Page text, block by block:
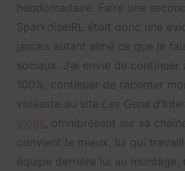
hebdomadaire. Faire une
SparkdiseIRL était donc une
jamais autant aimé ce que je
sociaux. J’ai envie de
100%, continuer de raconter
vidéaste au site Les Gens
, omniprésent sur sa
convient le mieux, lui qui
équipe derrière lui au montage,